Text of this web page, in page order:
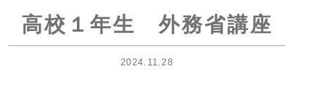
高校１年生 外務省講座
2024.11.28